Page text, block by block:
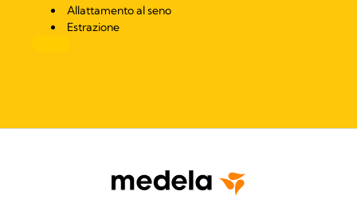
Allattamento al seno
Estrazione